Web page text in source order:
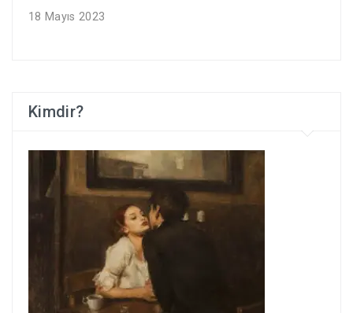
18 Mayıs 2023
Kimdir?